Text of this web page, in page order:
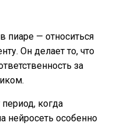
пиаре — относиться
Он делает то, что
за
когда
нейросеть особенно